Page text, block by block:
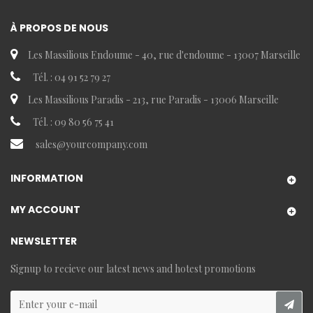
À PROPOS DE NOUS
Les Massilious Endoume - 40, rue d'endoume - 13007 Marseille
Tél. : 04 91 52 79 27
Les Massilious Paradis - 213, rue Paradis - 13006 Marseille
Tél. : 09 80 56 75 41
sales@yourcompany.com
INFORMATION
MY ACCOUNT
NEWSLETTER
Signup to recieve our latest news and hotest promotions